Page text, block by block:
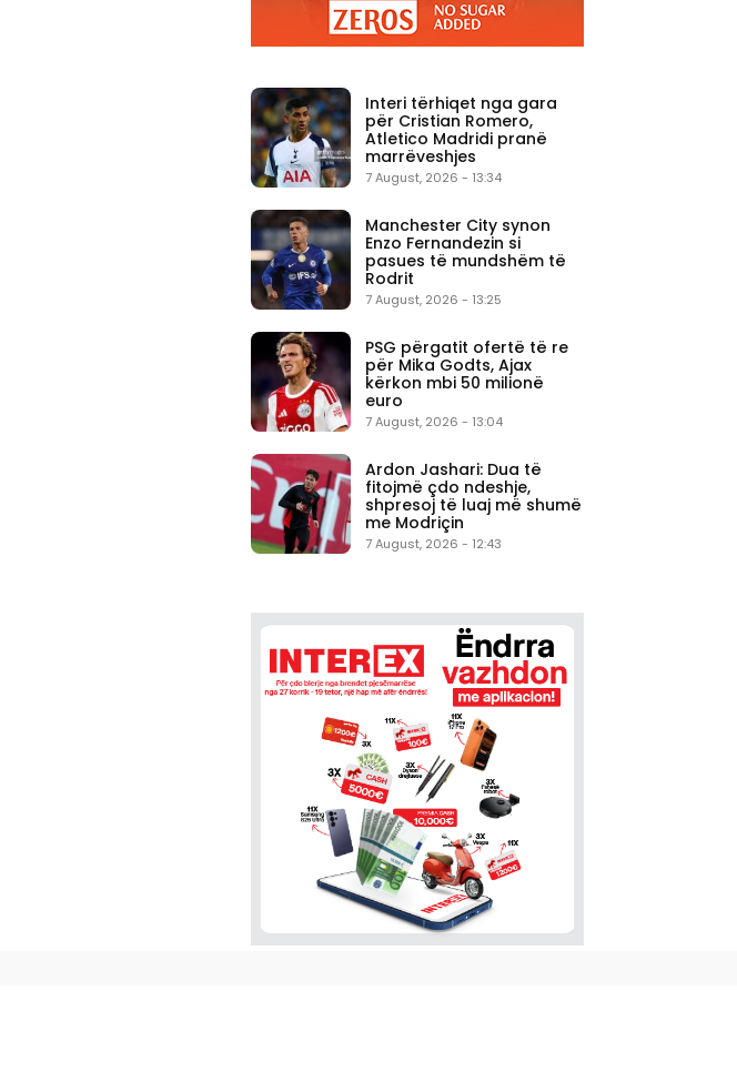
Interi tërhiqet nga gara
për Cristian Romero,
Atletico Madridi pranë
marrëveshjes
7 August, 2026 - 13:34
Manchester City synon
Enzo Fernandezin si
pasues të mundshëm të
Rodrit
7 August, 2026 - 13:25
PSG përgatit ofertë të re
për Mika Godts, Ajax
kërkon mbi 50 milionë
euro
7 August, 2026 - 13:04
Ardon Jashari: Dua të
fitojmë çdo ndeshje,
shpresoj të luaj më shumë
me Modriçin
7 August, 2026 - 12:43